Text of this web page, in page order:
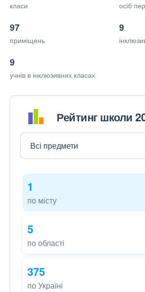
класи осіб
97
приміщень
9
9
учнів в інклюзивних класах
Рейтинг школи
1
по місту
5
по області
375
по Україні